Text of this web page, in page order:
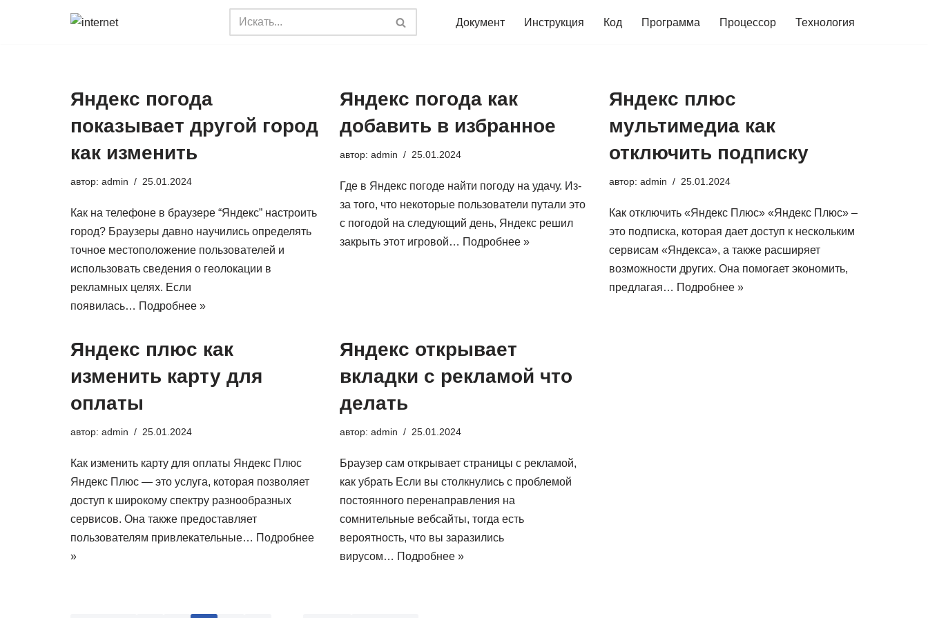
Документ Инструкция Код Программа Процессор Технология
Яндекс погода
показывает другой город
как изменить
автор: admin 25.01.2024
Как на телефоне в браузере “Яндекс” настроить
город? Браузеры давно научились определять
точное местоположение пользователей и
использовать сведения о геолокации в
рекламных целях. Если
появилась… Подробнее »
Яндекс погода как
добавить в избранное
автор: admin 25.01.2024
Где в Яндекс погоде найти погоду на удачу. Из-
за того, что некоторые пользователи путали это
с погодой на следующий день, Яндекс решил
закрыть этот игровой… Подробнее »
Яндекс плюс
мультимедиа как
отключить подписку
автор: admin 25.01.2024
Как отключить «Яндекс Плюс» «Яндекс Плюс» –
это подписка, которая дает доступ к нескольким
сервисам «Яндекса», а также расширяет
возможности других. Она помогает экономить,
предлагая… Подробнее »
Яндекс плюс как
изменить карту для
оплаты
автор: admin 25.01.2024
Как изменить карту для оплаты Яндекс Плюс
Яндекс Плюс — это услуга, которая позволяет
доступ к широкому спектру разнообразных
сервисов. Она также предоставляет
пользователям привлекательные… Подробнее
»
Яндекс открывает
вкладки с рекламой что
делать
автор: admin 25.01.2024
Браузер сам открывает страницы с рекламой,
как убрать Если вы столкнулись с проблемой
постоянного перенаправления на
сомнительные вебсайты, тогда есть
вероятность, что вы заразились
вирусом… Подробнее »